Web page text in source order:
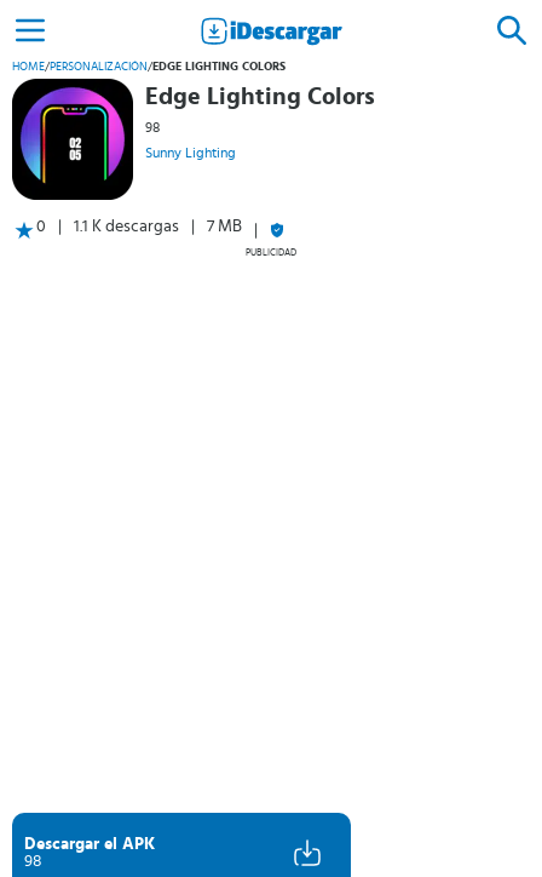
HOME/PERSONALIZACIÓN/ EDGE LIGHTING COLORS
Edge Lighting Colors
98
Sunny Lighting
0 1.1 K descargas 7 MB
PUBLICIDAD
Descargar el APK
98